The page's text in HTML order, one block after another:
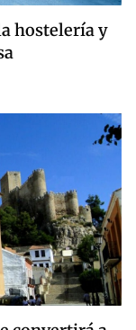
hostelería y